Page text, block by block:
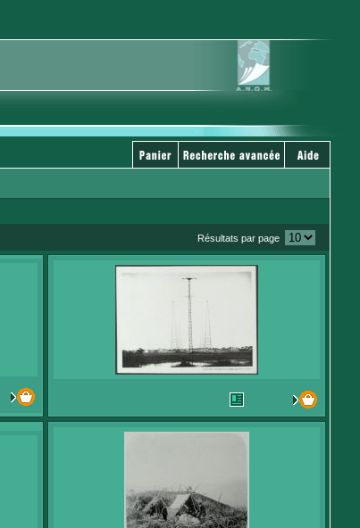
Résultats par page